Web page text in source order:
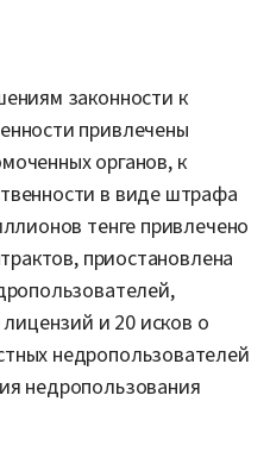
законности к
привлечены
органов, к
в виде штрафа
тенге привлечено
приостановлена
и 20 исков о
недропользователей
недропользования